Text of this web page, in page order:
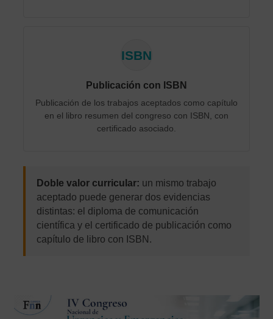
ISBN
Publicación con ISBN
Publicación de los trabajos aceptados como capítulo
en el libro resumen del congreso con ISBN, con
certificado asociado.
Doble valor curricular: un mismo trabajo
aceptado puede generar dos evidencias
distintas: el diploma de comunicación
científica y el certificado de publicación como
capítulo de libro con ISBN.